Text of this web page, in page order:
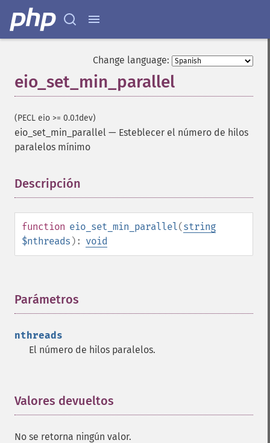
Change language:
eio_set_min_parallel
(PECL eio >= 0.0.1dev)
eio_set_min_parallel — Esteblecer el número de hilos
paralelos mínimo
Descripción
function eio_set_min_parallel(string
$nthreads ): void
Parámetros
nthreads
El número de hilos paralelos.
Valores devueltos
No se retorna ningún valor.